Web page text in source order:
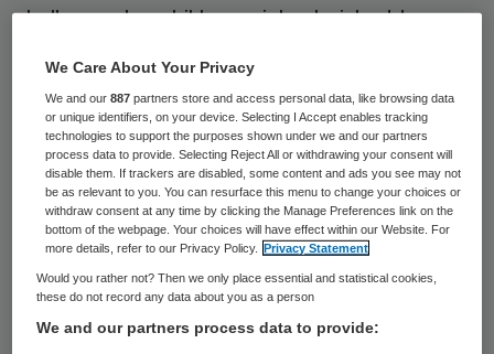
bellen om beschikbare ziekenhuisbedden
bevallen, zodat de verloskundigen zelf niet
meer hoeven te telefoneren en meer tijd
voor ander werk overhouden. De proef is
donderdag begonnen, aldus een
woordvoerster van Ambulance Amsterdam
na een bericht van Het Parool.
In Amsterdam worden gemiddeld een kleine
We Care About Your Privacy
We and our887 partners store and access personal data, like browsing data
or unique identifiers, on your device. Selecting I Accept enables tracking
technologies to support the purposes shown under we and our partners
process data to provide. Selecting Reject All or withdrawing your consent will
disable them. If trackers are disabled, some content and ads you see may not
be as relevant to you. You can resurface this menu to change your choices or
withdraw consent at any time by clicking the Manage Preferences link on the
bottom of the webpage. Your choices will have effect within our Website. For
more details, refer to our Privacy Policy.
Privacy Statement
Would you rather not? Then we only place essential and statistical cookies,
these do not record any data about you as a person
We and our partners process data to provide: